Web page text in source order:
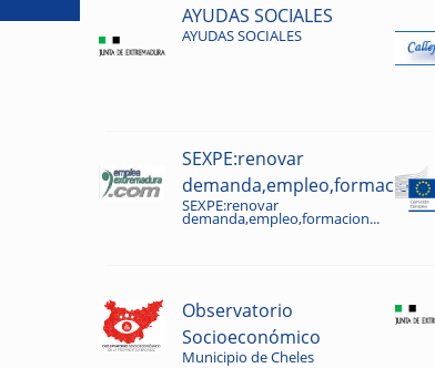
AYUDAS SOCIALES
AYUDAS SOCIALES
SEXPE:renovar
demanda,empleo,formacion...
SEXPE:renovar
demanda,empleo,formacion...
Observatorio
Socioeconómico
Municipio de Cheles